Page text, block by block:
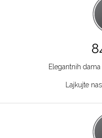
Elegantnih
Lajkujte